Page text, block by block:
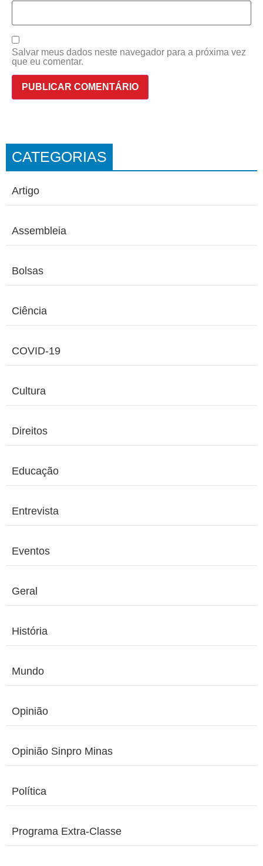
Salvar meus dados neste navegador para a próxima vez
que eu comentar.
CATEGORIAS
Artigo
Assembleia
Bolsas
Ciência
COVID-19
Cultura
Direitos
Educação
Entrevista
Eventos
Geral
História
Mundo
Opinião
Opinião Sinpro Minas
Política
Programa Extra-Classe